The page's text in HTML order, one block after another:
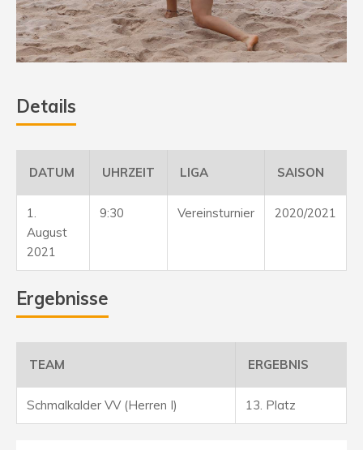
Details
DATUM UHRZEIT LIGA SAISON
1.
August
2021
9:30 Vereinsturnier 2020/2021
Ergebnisse
TEAM ERGEBNIS
Schmalkalder VV (Herren I) 13. Platz